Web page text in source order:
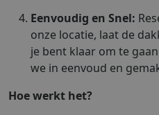
Eenvoudig en Snel:
onze locatie, laat de
je bent klaar om te
we in eenvoud en
Hoe werkt het?